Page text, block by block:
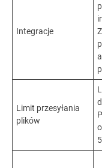
Integracje
Limit przesyłania
plików